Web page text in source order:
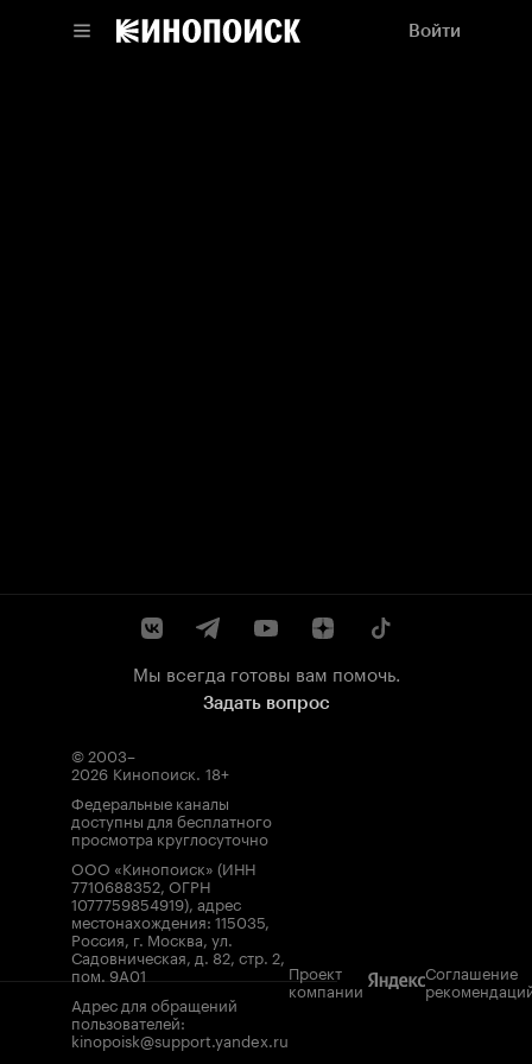
Войти
Мы всегда готовы вам помочь.
Задать вопрос
© 2003–
2026 Кинопоиск. 18+
Федеральные каналы
доступны для бесплатного
просмотра круглосуточно
ООО «Кинопоиск» (ИНН
7710688352, ОГРН
1077759854919), адрес
местонахождения: 115035,
Россия, г. Москва, ул.
Садовническая, д. 82, стр. 2,
пом. 9А01
Адрес для обращений
пользователей:
kinopoisk@support.yandex.ru
Проект
компании
Соглашение